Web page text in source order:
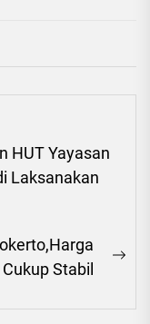
HUT Yayasan
Laksanakan
Stabil